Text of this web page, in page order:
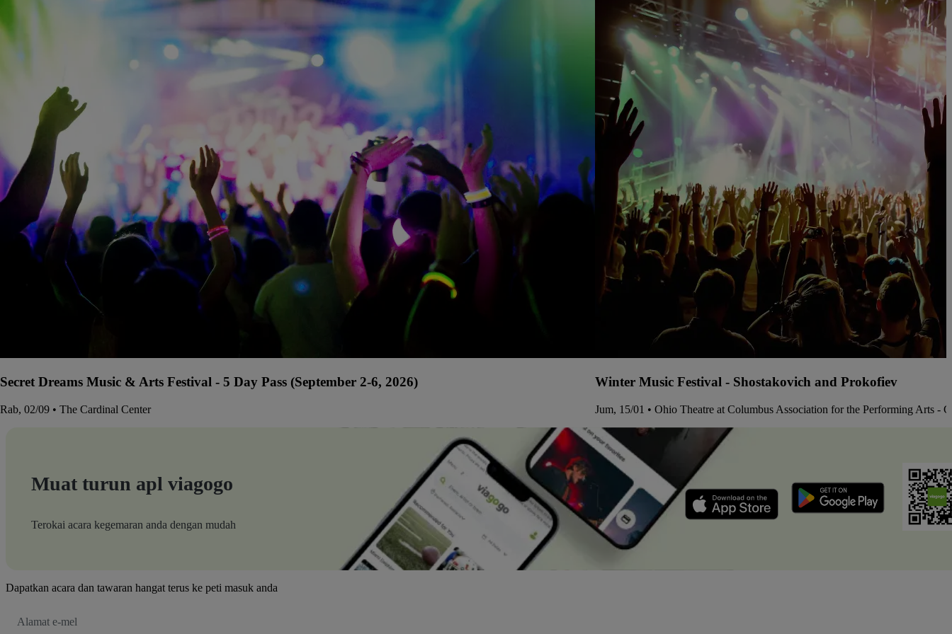
Secret Dreams Music & Arts Festival - 5 Day Pass (September 2-6, 2026)
Rab, 02/09 • The Cardinal Center
Winter Music Festival - Shostakovich and Prokofiev
Jum, 15/01 • Ohio Theatre at Columbus Association for the Performing Arts -
Muat turun apl viagogo
Terokai acara kegemaran anda dengan mudah
Dapatkan acara dan tawaran hangat terus ke peti masuk anda
E-